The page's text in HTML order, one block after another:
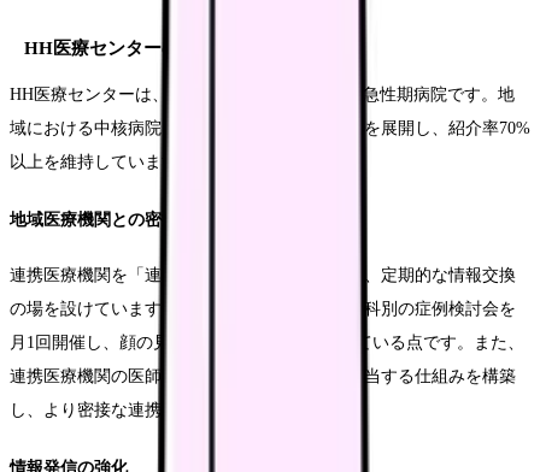
HH医療センターの成功例
HH医療センターは、大都市近郊の500床規模の急性期病院です。地
域における中核病院として、独自の連携強化策を展開し、紹介率70%
以上を維持しています。
地域医療機関との密接な連携
連携医療機関を「連携登録医」として組織化し、定期的な情報交換
の場を設けています。特に注目すべきは、診療科別の症例検討会を
月1回開催し、顔の見える関係づくりを推進している点です。また、
連携医療機関の医師が自院の外来を定期的に担当する仕組みを構築
し、より密接な連携体制を実現しています。
情報発信の強化